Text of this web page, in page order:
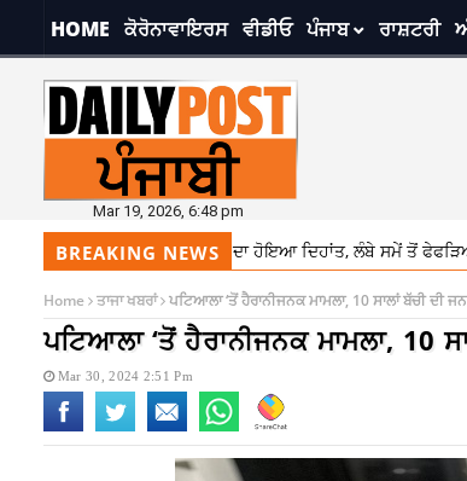
HOME ਕੋਰੋਨਾਵਾਇਰਸ ਵੀਡੀਓ ਪੰਜਾਬ ਰਾਸ਼ਟਰੀ
Mar 19, 2026, 6:48 pm
BREAKING NEWS
ਸ਼ਿਬਯਾਮਾ ਸੁਤੋਮੂ ਦਾ ਹੋਇਆ ਦਿਹਾਂਤ, ਲੰਬੇ ਸਮੇਂ ਤੋਂ ਫੇਫੜਿਆਂ ਦੇ ਕੈਂਸਰ
Home ਤਾਜਾ ਖਬਰਾਂ ਪਟਿਆਲਾ ‘ਤੋਂ ਹੈਰਾਨੀਜਨਕ ਮਾਮਲਾ, 10 ਸਾਲਾਂ ਬੱਚੀ ਦੀ
ਪਟਿਆਲਾ ‘ਤੋਂ ਹੈਰਾਨੀਜਨਕ ਮਾਮਲਾ, 10
Mar 30, 2024 2:51 Pm